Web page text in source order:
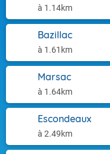
à 1.14km
Bazillac
à 1.61km
Marsac
à 1.64km
Escondeaux
à 2.49km